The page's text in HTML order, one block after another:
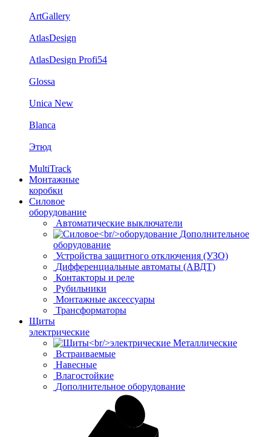
ArtGallery
AtlasDesign
AtlasDesign Profi54
Glossa
Unica New
Blanca
Этюд
MultiTrack
Монтажные
коробки
Силовое
оборудование
Автоматические выключатели
Дополнительное
оборудование
Устройства защитного отключения (УЗО)
Дифференциальные автоматы (АВДТ)
Контакторы и реле
Рубильники
Монтажные аксессуары
Трансформаторы
Щиты
электрические
Металлические
Встраиваемые
Навесные
Влагостойкие
Дополнительное оборудование